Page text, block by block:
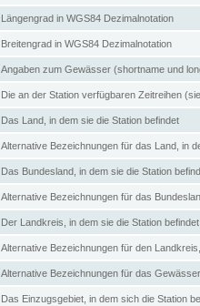
Längengrad in WGS84 Dezimalnotation
Breitengrad in WGS84 Dezimalnotation
Angaben zum Gewässer (shortname und
Die an der Station verfügbaren Zeitreihen
Das Land, in dem sie die Station befindet
Alternative Bezeichnungen für das Land, in
Das Bundesland, in dem sie die Station
Alternative Bezeichnungen für das
Der Landkreis, in dem sie die Station befindet
Alternative Bezeichnungen für den
Alternative Bezeichnungen für das
Das Einzugsgebiet, in dem sich die Station